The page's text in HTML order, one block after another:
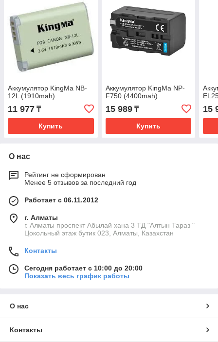
Аккумулятор KingMa NB-
12L (1910mah)
11 977 ₸
Купить
Аккумулятор KingMa NP-
F750 (4400mah)
15 989₸
Купить
15
О нас
Рейтинг не сформирован
Менее 5 отзывов за последний год
Работает с 06.11.2012
г. Алматы
г. Алматы проспект Абылай хана 3 ТД "Алтын Тараз "
Цокольный этаж бутик 023, Алматы, Казахстан
Контакты
Сегодня работает с 10:00 до 20:00
Показать весь график работы
О нас
Контакты